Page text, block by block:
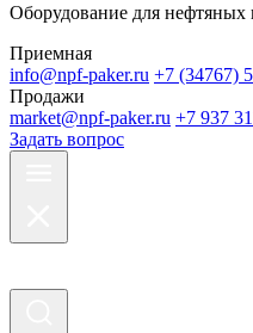
Оборудование для нефтяных
Приемная
info@npf-paker.ru +7 (34767)
Продажи
market@npf-paker.ru +7 937
Задать вопрос